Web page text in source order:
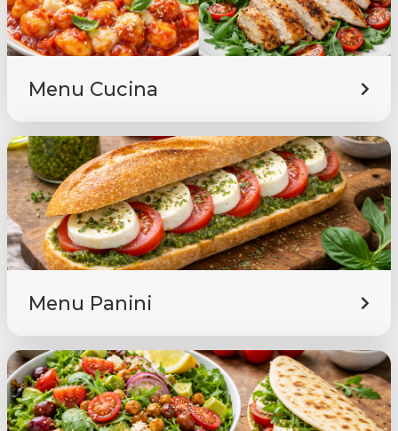
Menu Cucina
Menu Panini